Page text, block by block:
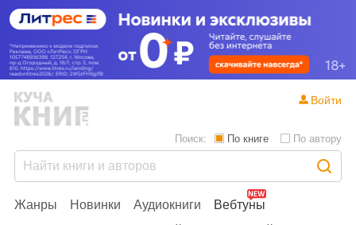
Жанры Новинки Аудиокниги
Вебтуны
Поиск: По книге По автору
Войти